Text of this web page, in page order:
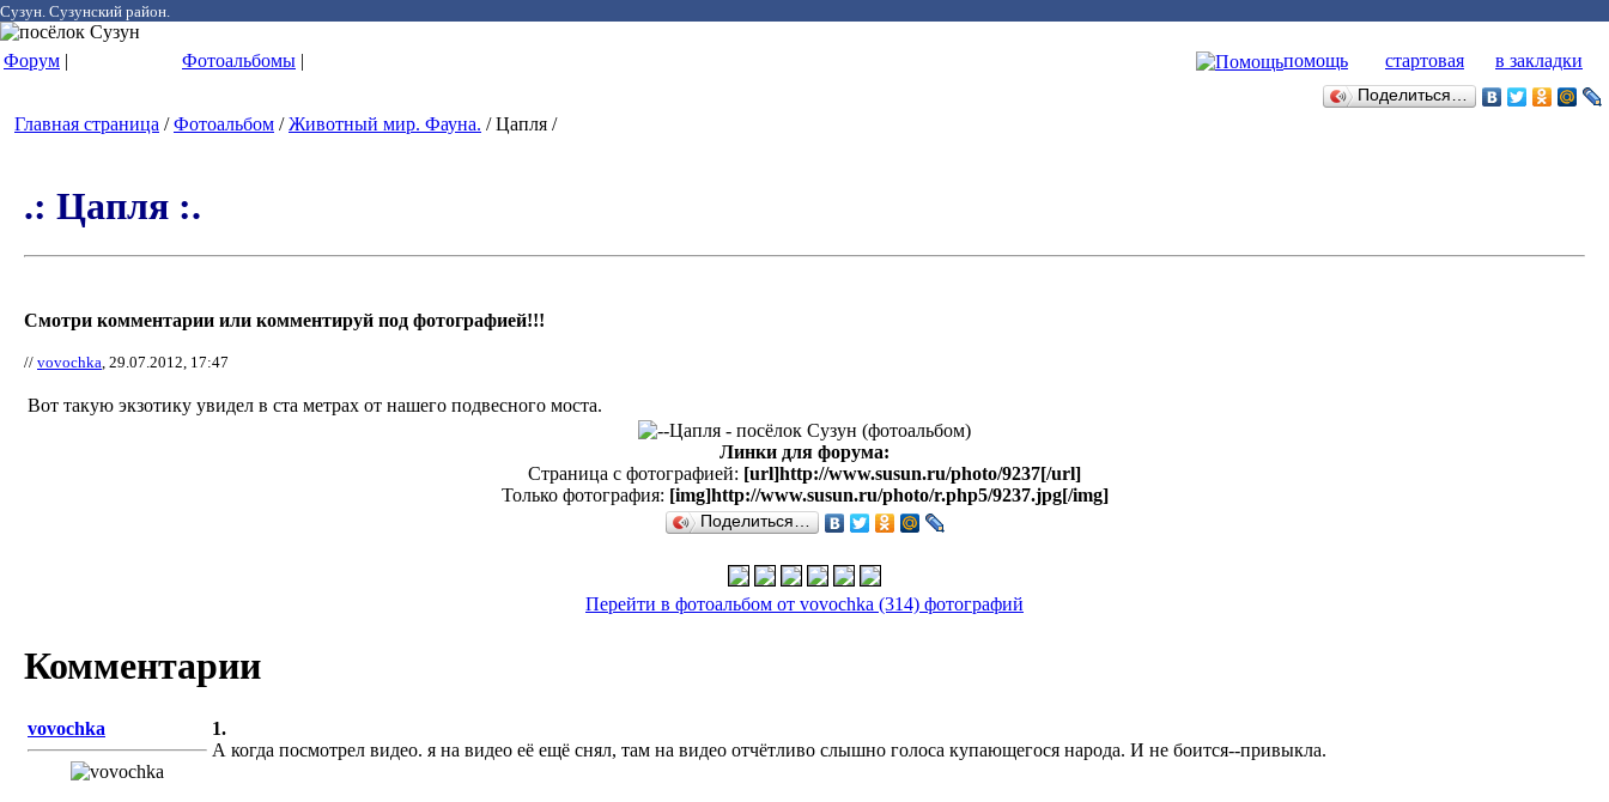
Сузун. Сузунский район.
Форум | Фотоальбомы | помощь стартовая в закладки
Поделиться…
Главная страница /Фотоальбом /Животный мир. Фауна. / Цапля /
.: Цапля :.
Смотри комментарии или комментируй под фотографией!!!
// vovochka , 29.07.2012, 17:47
Вот такую экзотику увидел в ста метрах от нашего подвесного моста.
Линки для форума:
Страница с фотографией: [url]http://www.susun.ru/photo/9237[/url]
Только фотография: [img]http://www.susun.ru/photo/r.php5/9237.jpg[/img]
Поделиться…
Перейти в фотоальбом от vovochka (314) фотографий
Комментарии
vovochka
1.
А когда посмотрел видео. я на видео её ещё снял, там на видео отчётливо слышно голоса купающегося народа. И не боится--привыкла.